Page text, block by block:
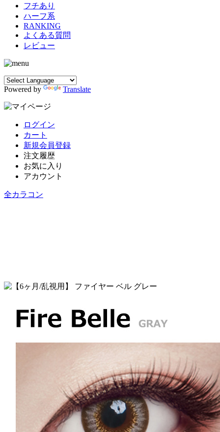
フチあり
ハーフ系
RANKING
よくある質問
レビュー
Powered by Translate
ログイン
カート
新規会員登録
注文履歴
お気に入り
アカウント
全カラコン